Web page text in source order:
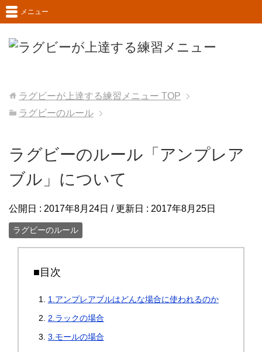
メニュー
ラグビーが上達する練習メニュー TOP
ラグビーのルール
ラグビーのルール「アンプレア
ブル」について
公開日 : 2017年8月24日 / 更新日 : 2017年8月25日
ラグビーのルール
■目次
1.アンプレアブルはどんな場合に使われるのか
2.ラックの場合
3.モールの場合